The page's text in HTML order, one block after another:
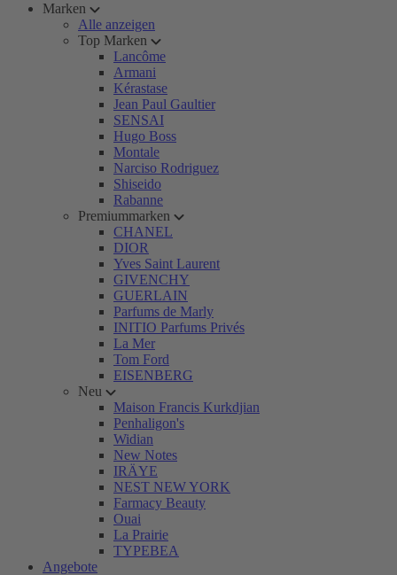
Marken
Alle anzeigen
Top Marken
Lancôme
Armani
Kérastase
Jean Paul Gaultier
SENSAI
Hugo Boss
Montale
Narciso Rodriguez
Shiseido
Rabanne
Premiummarken
CHANEL
DIOR
Yves Saint Laurent
GIVENCHY
GUERLAIN
Parfums de Marly
INITIO Parfums Privés
La Mer
Tom Ford
EISENBERG
Neu
Maison Francis Kurkdjian
Penhaligon's
Widian
New Notes
IRÄYE
NEST NEW YORK
Farmacy Beauty
Ouai
La Prairie
TYPEBEA
Angebote